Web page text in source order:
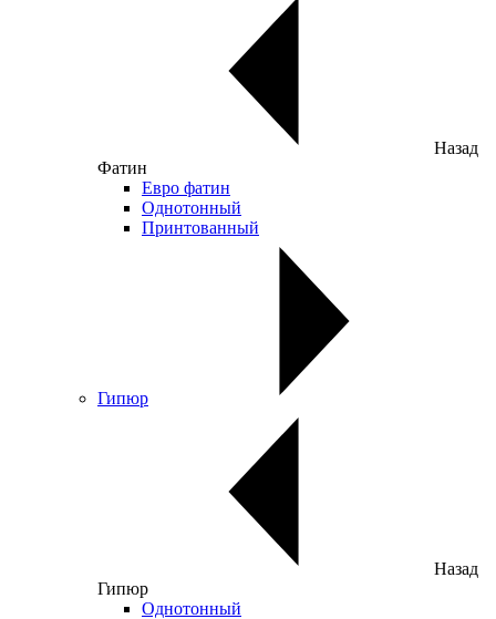
Назад
Фатин
Евро фатин
Однотонный
Принтованный
Гипюр
Назад
Гипюр
Однотонный